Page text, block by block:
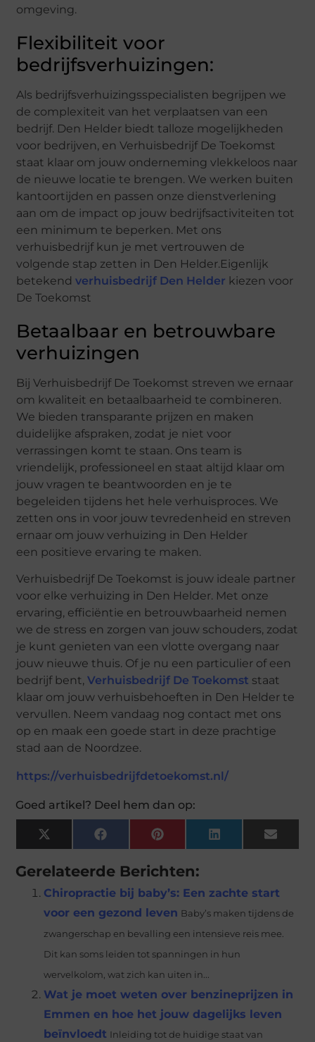
omgeving.
Flexibiliteit voor
bedrijfsverhuizingen:
Als bedrijfsverhuizingsspecialisten begrijpen we
de complexiteit van het verplaatsen van een
bedrijf. Den Helder biedt talloze mogelijkheden
voor bedrijven, en Verhuisbedrijf De Toekomst
staat klaar om jouw onderneming vlekkeloos naar
de nieuwe locatie te brengen. We werken buiten
kantoortijden en passen onze dienstverlening
aan om de impact op jouw bedrijfsactiviteiten tot
een minimum te beperken. Met ons
verhuisbedrijf kun je met vertrouwen de
volgende stap zetten in Den Helder.Eigenlijk
betekendverhuisbedrijf Den Helder kiezen voor
De Toekomst
Betaalbaar en betrouwbare
verhuizingen
Bij Verhuisbedrijf De Toekomst streven we ernaar
om kwaliteit en betaalbaarheid te combineren.
We bieden transparante prijzen en maken
duidelijke afspraken, zodat je niet voor
verrassingen komt te staan. Ons team is
vriendelijk, professioneel en staat altijd klaar om
jouw vragen te beantwoorden en je te
begeleiden tijdens het hele verhuisproces. We
zetten ons in voor jouw tevredenheid en streven
ernaar om jouw verhuizing in Den Helder
een positieve ervaring te maken.
Verhuisbedrijf De Toekomst is jouw ideale partner
voor elke verhuizing in Den Helder. Met onze
ervaring, efficiëntie en betrouwbaarheid nemen
we de stress en zorgen van jouw schouders, zodat
je kunt genieten van een vlotte overgang naar
jouw nieuwe thuis. Of je nu een particulier of een
bedrijf bent,Verhuisbedrijf De Toekomst staat
klaar om jouw verhuisbehoeften in Den Helder te
vervullen. Neem vandaag nog contact met ons
op en maak een goede start in deze prachtige
stad aan de Noordzee.
https://verhuisbedrijfdetoekomst.nl/
Goed artikel? Deel hem dan op:
X
(Twitter)
FacebookPinterestLinkedInEmail
Gerelateerde Berichten:
Chiropractie bij baby’s: Een zachte start
voor een gezond leven Baby’s maken tijdens de
zwangerschap en bevalling een intensieve reis mee.
Dit kan soms leiden tot spanningen in hun
wervelkolom, wat zich kan uiten in...
Wat je moet weten over benzineprijzen in
Emmen en hoe het jouw dagelijks leven
beïnvloedt Inleiding tot de huidige staat van